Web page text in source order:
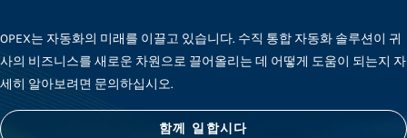
OPEX는 자동화의 미래를 이끌고 있습니다. 수직 통합 자동화 솔루션이 귀
사의 비즈니스를 새로운 차원으로 끌어올리는 데 어떻게 도움이 되는지 자
세히 알아보려면 문의하십시오.
함께 일합시다